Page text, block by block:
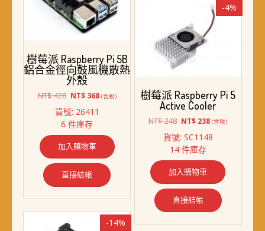
樹莓派 Raspberry Pi 5B
鋁合金徑向鼓風機散熱
外殼
NT$428 原
價
格：
NT$ 428。
NT$368目
NT$ 368。
(含稅)
貨號: 26411
6 件庫存
加入購物車
直接結帳
-4%
樹莓派 Raspberry Pi 5
Active Cooler
NT$248 原
價
格：
NT$ 248。
NT$ 238目
價
NT$ 238。
(含稅)
貨號: SC1148
14 件庫存
加入購物車
直接結帳
-14%